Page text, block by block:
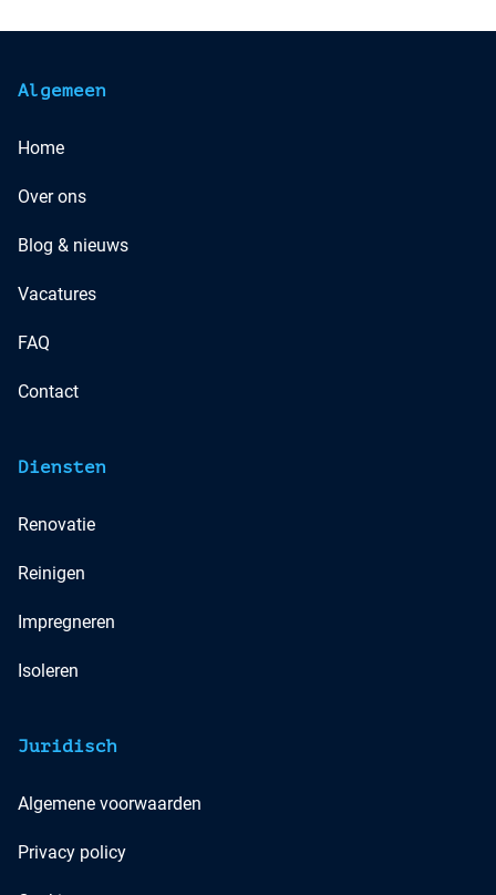
Algemeen
Home
Over ons
Blog & nieuws
Vacatures
FAQ
Contact
Diensten
Renovatie
Reinigen
Impregneren
Isoleren
Juridisch
Algemene voorwaarden
Privacy policy